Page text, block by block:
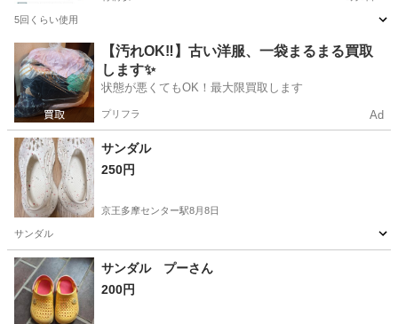
5回くらい使用
東京 千代田区 竹橋駅 靴
【汚れOK‼️】古い洋服、一袋まるまる買取
します✨
状態が悪くてもOK！最大限買取します
プリフラ Ad
サンダル
250円
京王多摩センター駅8月8日
サンダル
東京 多摩市 京王多摩センター駅
サンダル プーさん
200円